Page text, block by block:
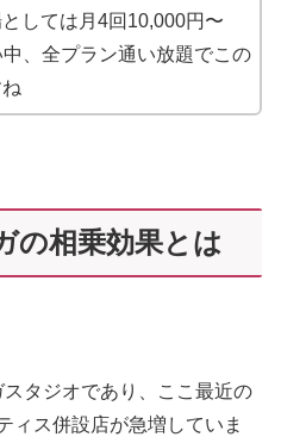
しては月4回10,000円〜
、全プラン通い放題でこの
の相乗効果とは
タジオであり、ここ最近の
ィス併設店が急増していま